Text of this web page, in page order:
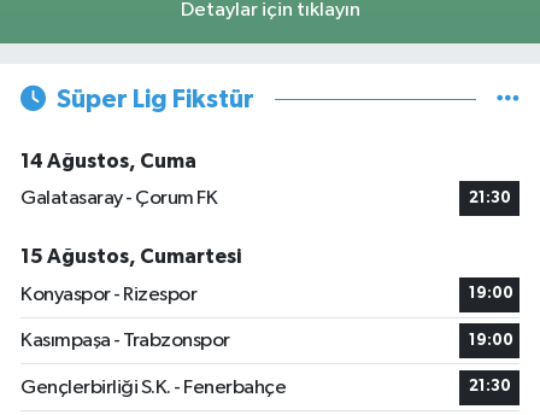
Detaylar için tıklayın
Süper Lig Fikstür
14 Ağustos, Cuma
Galatasaray - Çorum FK
21:30
15 Ağustos, Cumartesi
Konyaspor - Rizespor
19:00
Kasımpaşa - Trabzonspor 19:00
Gençlerbirliği S.K. - Fenerbahçe 21:30